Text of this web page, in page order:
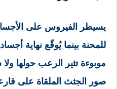
يسيطر الفيروس على
للمحنة بينما يُوقّع نهاية
موبوءة تثير الرعب حولها
صور الجثث الملقاة على